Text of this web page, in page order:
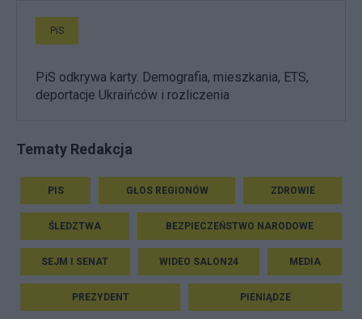
PiS
PiS odkrywa karty. Demografia, mieszkania, ETS,
deportacje Ukraińców i rozliczenia
Tematy Redakcja
PIS GŁOS REGIONÓW ZDROWIE
ŚLEDZTWA BEZPIECZEŃSTWO NARODOWE
SEJM I SENAT WIDEO SALON24 MEDIA
PREZYDENT PIENIĄDZE